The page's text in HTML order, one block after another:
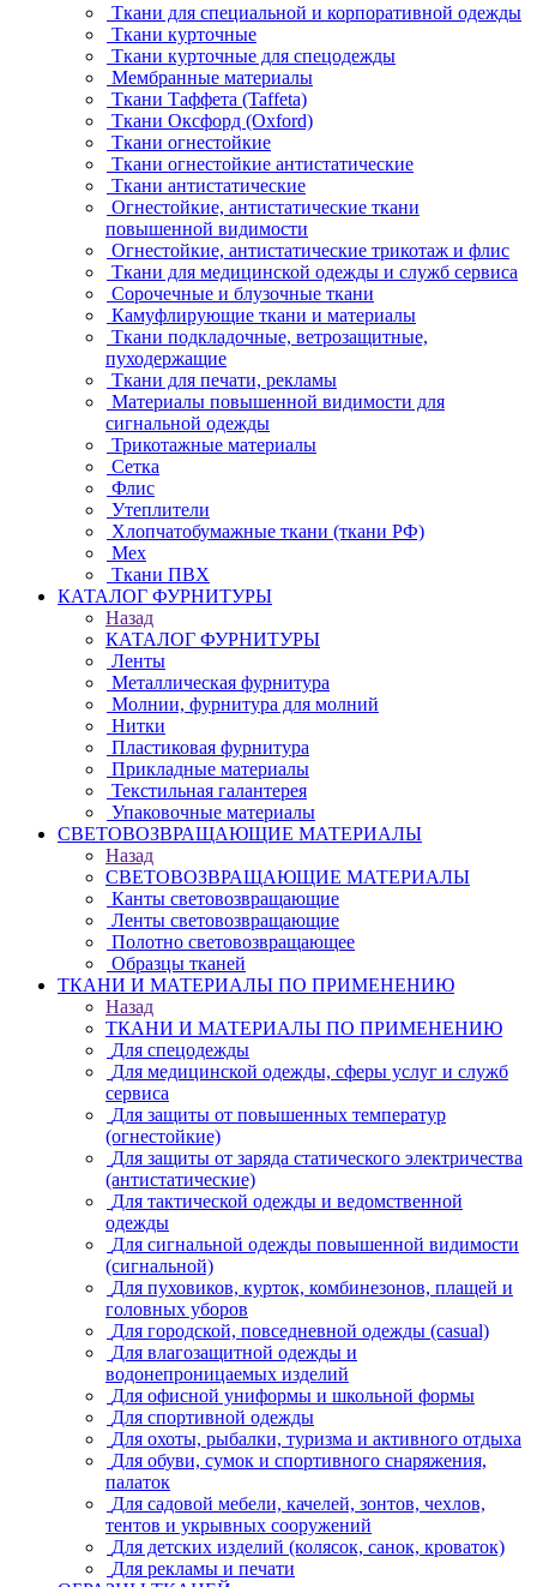
Ткани для специальной и корпоративной одежды
Ткани курточные
Ткани курточные для спецодежды
Мембранные материалы
Ткани Таффета (Taffeta)
Ткани Оксфорд (Oxford)
Ткани огнестойкие
Ткани огнестойкие антистатические
Ткани антистатические
Огнестойкие, антистатические ткани
повышенной видимости
Огнестойкие, антистатические трикотаж и флис
Ткани для медицинской одежды и служб сервиса
Сорочечные и блузочные ткани
Камуфлирующие ткани и материалы
Ткани подкладочные, ветрозащитные,
пуходержащие
Ткани для печати, рекламы
Материалы повышенной видимости для
сигнальной одежды
Трикотажные материалы
Сетка
Флис
Утеплители
Хлопчатобумажные ткани (ткани РФ)
Мех
Ткани ПВХ
КАТАЛОГ ФУРНИТУРЫ
Назад
КАТАЛОГ ФУРНИТУРЫ
Ленты
Металлическая фурнитура
Молнии, фурнитура для молний
Нитки
Пластиковая фурнитура
Прикладные материалы
Текстильная галантерея
Упаковочные материалы
СВЕТОВОЗВРАЩАЮЩИЕ МАТЕРИАЛЫ
Назад
СВЕТОВОЗВРАЩАЮЩИЕ МАТЕРИАЛЫ
Канты световозвращающие
Ленты световозвращающие
Полотно световозвращающее
Образцы тканей
ТКАНИ И МАТЕРИАЛЫ ПО ПРИМЕНЕНИЮ
Назад
ТКАНИ И МАТЕРИАЛЫ ПО ПРИМЕНЕНИЮ
Для спецодежды
Для медицинской одежды, сферы услуг и служб
сервиса
Для защиты от повышенных температур
(огнестойкие)
Для защиты от заряда статического электричества
(антистатические)
Для тактической одежды и ведомственной
одежды
Для сигнальной одежды повышенной видимости
(сигнальной)
Для пуховиков, курток, комбинезонов, плащей и
головных уборов
Для городской, повседневной одежды (casual)
Для влагозащитной одежды и
водонепроницаемых изделий
Для офисной униформы и школьной формы
Для спортивной одежды
Для охоты, рыбалки, туризма и активного отдыха
Для обуви, сумок и спортивного снаряжения,
палаток
Для садовой мебели, качелей, зонтов, чехлов,
тентов и укрывных сооружений
Для детских изделий (колясок, санок, кроваток)
Для рекламы и печати